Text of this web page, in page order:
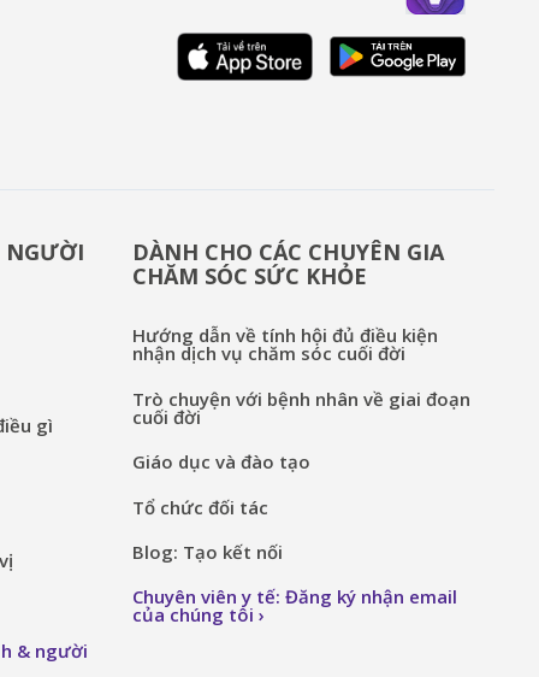
NGƯỜI
gì
& người
DÀNH CHO CÁC CHUYÊN GIA
CHĂM SÓC SỨC KHỎE
Hướng dẫn về tính hội đủ điều kiện
nhận dịch vụ chăm sóc cuối đời
Trò chuyện với bệnh nhân về giai đoạn
cuối đời
Giáo dục và đào tạo
Tổ chức đối tác
Blog: Tạo kết nối
Chuyên viên y tế: Đăng ký nhận email
của chúng tôi